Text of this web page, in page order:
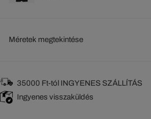
Méretek megtekintése
35000 Ft-tól INGYENES SZÁLLÍTÁS
Ingyenes visszaküldés